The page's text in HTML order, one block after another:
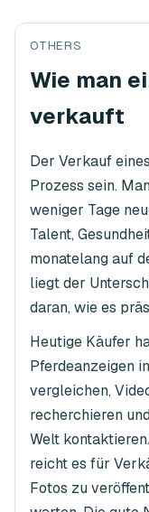
OTHERS
Wie man
verkauft
Der Verkauf
Prozess sein.
weniger Tage
Talent,
monatelang auf
liegt der
daran, wie es
Heutige Käufer
Pferdeanzeigen
vergleichen,
recherchieren
Welt
reicht es für
Fotos zu